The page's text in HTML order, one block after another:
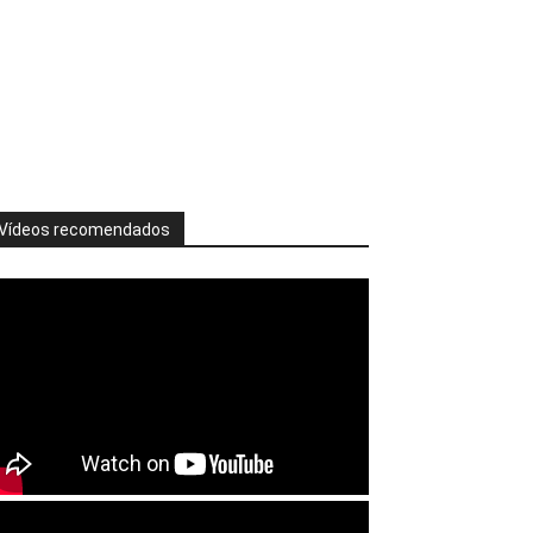
recomendados